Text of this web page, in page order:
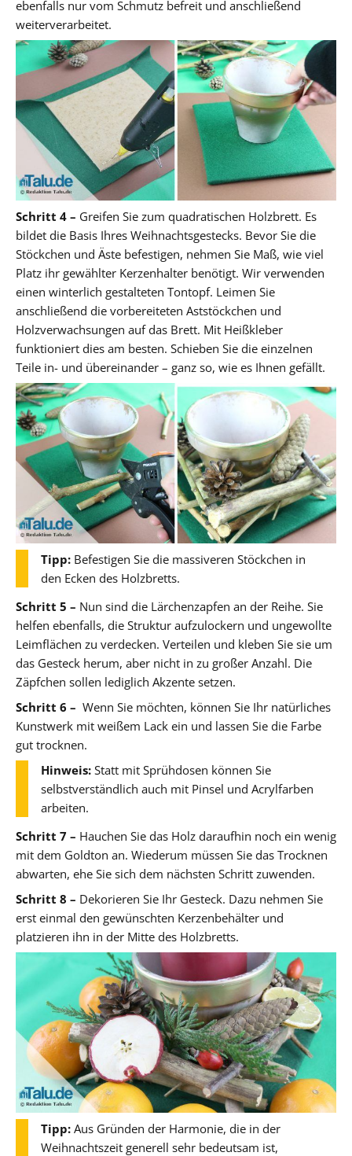
ebenfalls nur vom Schmutz befreit und anschließend
weiterverarbeitet.
Schritt 4 – Greifen Sie zum quadratischen Holzbrett. Es
bildet die Basis Ihres Weihnachtsgestecks. Bevor Sie die
Stöckchen und Äste befestigen, nehmen Sie Maß, wie viel
Platz ihr gewählter Kerzenhalter benötigt. Wir verwenden
einen winterlich gestalteten Tontopf. Leimen Sie
anschließend die vorbereiteten Aststöckchen und
Holzverwachsungen auf das Brett. Mit Heißkleber
funktioniert dies am besten. Schieben Sie die einzelnen
Teile in- und übereinander – ganz so, wie es Ihnen gefällt.
Tipp: Befestigen Sie die massiveren Stöckchen in
den Ecken des Holzbretts.
Schritt 5 – Nun sind die Lärchenzapfen an der Reihe. Sie
helfen ebenfalls, die Struktur aufzulockern und ungewollte
Leimflächen zu verdecken. Verteilen und kleben Sie sie um
das Gesteck herum, aber nicht in zu großer Anzahl. Die
Zäpfchen sollen lediglich Akzente setzen.
Schritt 6 – Wenn Sie möchten, können Sie Ihr natürliches
Kunstwerk mit weißem Lack ein und lassen Sie die Farbe
gut trocknen.
Hinweis: Statt mit Sprühdosen können Sie
selbstverständlich auch mit Pinsel und Acrylfarben
arbeiten.
Schritt 7 – Hauchen Sie das Holz daraufhin noch ein wenig
mit dem Goldton an. Wiederum müssen Sie das Trocknen
abwarten, ehe Sie sich dem nächsten Schritt zuwenden.
Schritt 8 – Dekorieren Sie Ihr Gesteck. Dazu nehmen Sie
erst einmal den gewünschten Kerzenbehälter und
platzieren ihn in der Mitte des Holzbretts.
Tipp: Aus Gründen der Harmonie, die in der
Weihnachtszeit generell sehr bedeutsam ist,